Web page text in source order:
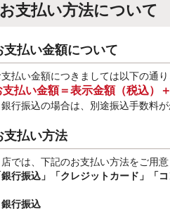
お支払い方法について
支払い金額について
払い金額につきましては以下の通り
支払い金額＝表示金額（税込）
行振込の場合は、別途振込手数料が
支払い方法
では、下記のお支払い方法をご用意
行振込」
「クレジットカード」「
行振込